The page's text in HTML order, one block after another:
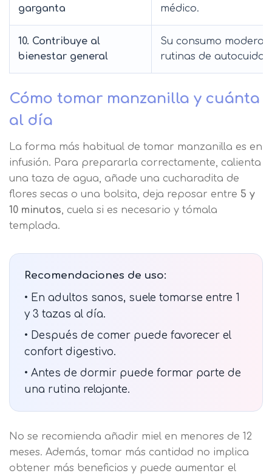
garganta
médico.
10. Contribuye al
bienestar general
Su consumo
rutinas de
Cómo tomar manzanilla y cuánta
al día
La forma más habitual de tomar manzanilla es en
infusión. Para prepararla correctamente, calienta
una taza de agua, añade una cucharadita de
flores secas o una bolsita, deja reposar entre 5 y
10 minutos, cuela si es necesario y tómala
templada.
Recomendaciones de uso:
• En adultos sanos, suele tomarse entre 1
y 3 tazas al día.
• Después de comer puede favorecer el
confort digestivo.
• Antes de dormir puede formar parte de
una rutina relajante.
No se recomienda añadir miel en menores de 12
meses. Además, tomar más cantidad no implica
obtener más beneficios y puede aumentar el
Solicitar
información
Nombre
Solicitar
información
Apellidos
Telefono
Email
Información básica sobre Protección
Centro de
preferencia de
Utilizamos cookies propias y de terceros
para mejorar nuestros servicios